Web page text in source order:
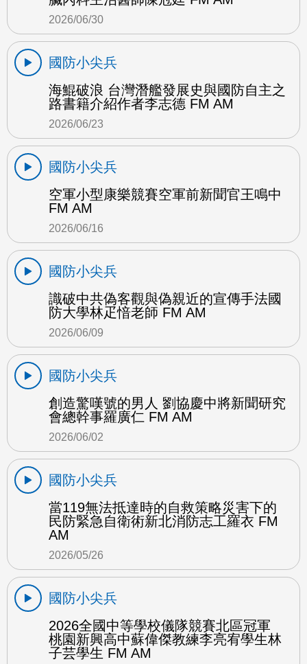
2026/06/30
國防小尖兵
海鯤破浪 台灣潛艦發展史與國防自主之
路書籍介紹作者李志德 FM AM
2026/06/23
國防小尖兵
空軍小型康樂競賽空軍前新聞官王鳴中
FM AM
2026/06/16
國防小尖兵
識破中共偽客觀與偽親近的宣傳手法國
防大學林疋愔老師 FM AM
2026/06/09
國防小尖兵
創造驚嘆號的男人 劉協慶中將新聞研究
會總幹事羅廣仁 FM AM
2026/06/02
國防小尖兵
當119無法抵達時的自救策略災害下的
民防緊急自衛術新北消防志工羅衣 FM
AM
2026/05/26
國防小尖兵
2026全國中等學校儀隊競賽北區冠軍
桃園新興高中蘇偉傑教練李亮宥學生林
子芸學生 FM AM